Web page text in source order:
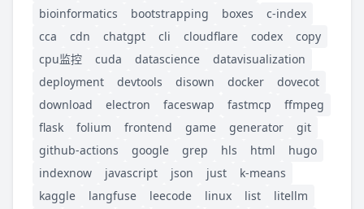
bioinformatics
bootstrapping boxes
c-index
cca
cdn chatgpt cli cloudflare codex
copy
cpu监控
cuda datascience
datavisualization
deployment
devtools disown docker
dovecot
download
electron faceswap fastmcp
ffmpeg
flask
folium frontend game generator
git
github-actions
google grep hls html
hugo
indexnow
javascript json just
k-means
kaggle
langfuse leecode linux list
litellm